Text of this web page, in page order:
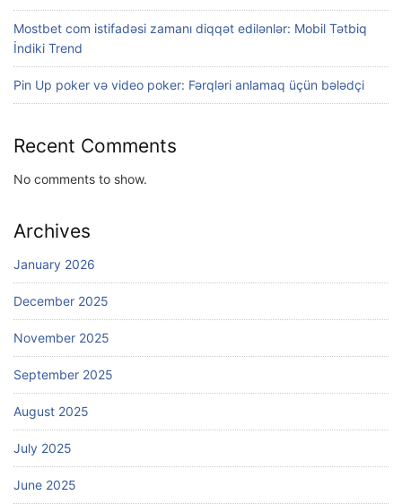
Mostbet com istifadəsi zamanı diqqət edilənlər: Mobil Tətbiq
İndiki Trend
Pin Up poker və video poker: Fərqləri anlamaq üçün bələdçi
Recent Comments
No comments to show.
Archives
January 2026
December 2025
November 2025
September 2025
August 2025
July 2025
June 2025